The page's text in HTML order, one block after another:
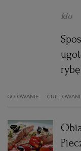
kło
GOTOWANIE